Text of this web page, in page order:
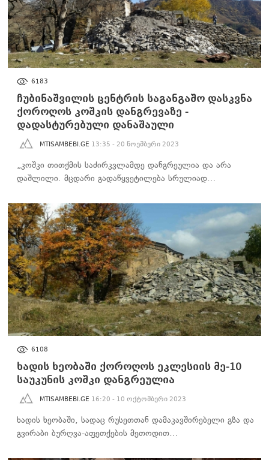
6183
ჩუბინაშვილის ცენტრის საგანგაშო დასკვნა
ქოროღოს კოშკის დანგრევაზე -
დადასტურებული დანაშაული
MTISAMBEBI.GE 13:35 - 20 ნოემბერი 2023
„კოშკი თითქმის საძირკვლამდე დანგრეულია და არა
დაშლილი. მცდარი გადაწყვეტილება სრულიად…
6108
ხადის ხეობაში ქოროღოს ეკლესიის მე-10
საუკუნის კოშკი დანგრეულია
MTISAMBEBI.GE 16:20 - 10 ოქტომბერი 2023
ხადის ხეობაში, სადაც რუსეთთან დამაკავშირებელი გზა და
გვირაბი ბურღვა-აფეთქების მეთოდით…